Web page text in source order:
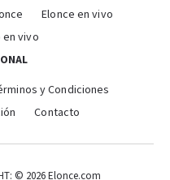
Elonce en vivo
en vivo
y Condiciones
Contacto
© 2026 Elonce.com